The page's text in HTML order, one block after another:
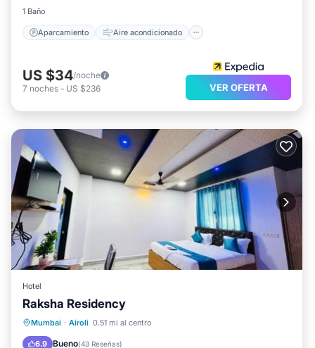
1 Baño
Aparcamiento Aire acondicionado
US $34/noche
7 noches - US $236 VER OFERTA
Hotel
Raksha Residency
Mumbai · Airoli 0.51 mi al centro
6.9 Bueno(43 Reseñas)
Aparcamiento
Aire acondicionado
Apto para niños